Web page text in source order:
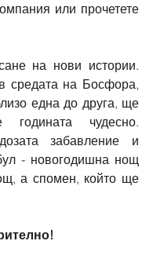
или прочетете
средата на Босфора,
една до друга, ще
чудесно.
забавление и
- новогодишна нощ
а спомен, който ще